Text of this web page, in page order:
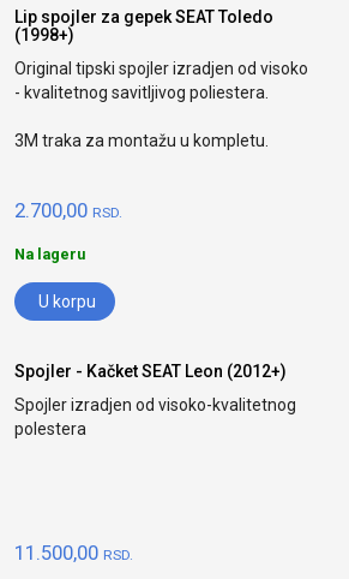
Lip spojler za gepek SEAT Toledo
(1998+)
Original tipski spojler izradjen od visoko
- kvalitetnog savitljivog poliestera.
3M traka za montažu u kompletu.
2.700,00 RSD.
Na lageru
U korpu
Spojler - Kačket SEAT Leon (2012+)
Spojler izradjen od visoko-kvalitetnog
polestera
11.500,00 RSD.